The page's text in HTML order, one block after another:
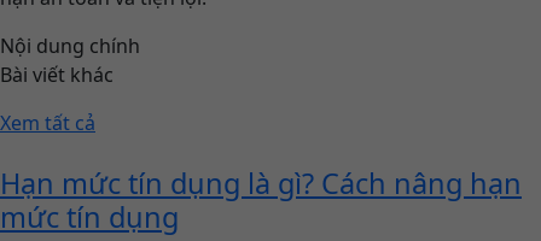
Nội dung chính
Bài viết khác
Xem tất cả
Hạn mức tín dụng là gì? Cách nâng hạn
mức tín dụng